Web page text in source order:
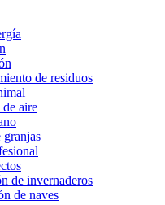
de residuos
aire
de invernaderos
de naves